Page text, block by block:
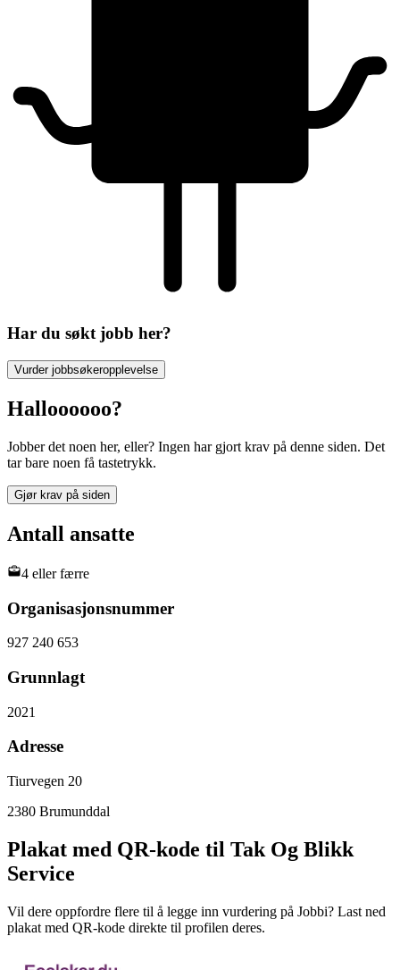
Har du søkt jobb her?
Vurder jobbsøkeropplevelse
Halloooooo?
Jobber det noen her, eller? Ingen har gjort krav på denne siden. Det
tar bare noen få tastetrykk.
Gjør krav på siden
Antall ansatte
4 eller færre
Organisasjonsnummer
927 240 653
Grunnlagt
2021
Adresse
Tiurvegen 20
2380 Brumunddal
Plakat med QR-kode til Tak Og Blikk
Service
Vil dere oppfordre flere til å legge inn vurdering på Jobbi? Last ned
plakat med QR-kode direkte til profilen deres.